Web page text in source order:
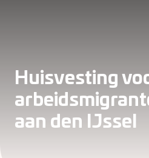
Huisvesting
aan den IJssel